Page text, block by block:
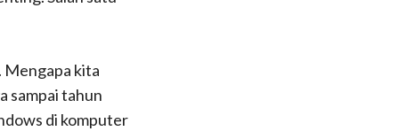
Mengapa kita
sampai tahun
di komputer